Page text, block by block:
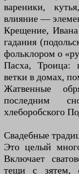
вареники,
влияние —
Крещение,
гадания
фольклором о
Пасха, Троица:
ветки в домах,
Жатвенные
последним
хлеборобского
Свадебные
Это целый
Включает
тещи с зятем,